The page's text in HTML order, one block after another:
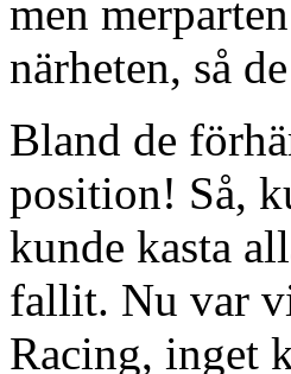
men
närheten, så
Bland de
position! Så,
kunde kasta
fallit. Nu var
Racing, inget